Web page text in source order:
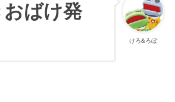
けろ&ろぼ
ばけ発